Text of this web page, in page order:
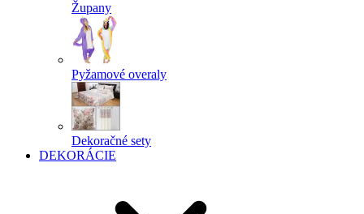
Župany
Pyžamové overaly
Dekoračné sety
DEKORÁCIE